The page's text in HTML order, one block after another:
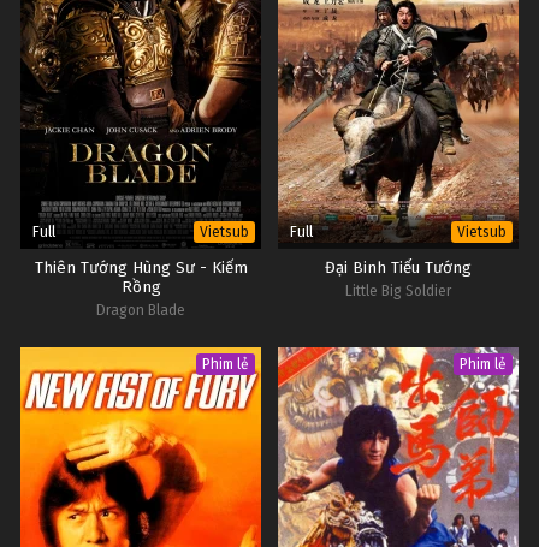
Full Vietsub
Thiên Tướng Hùng Sư - Kiếm
Rồng
Dragon Blade
Full Vietsub
Đại Binh Tiểu Tướng
Little Big Soldier
Phim lẻ Phim lẻ